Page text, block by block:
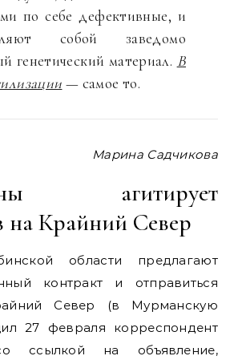
по себе дефективные, и
собой заведомо
генетический материал. В
— самое то.
Марина Садчикова
агитирует
на Крайний Север
области предлагают
контракт и отправиться
Север (в Мурманскую
27 февраля корреспондент
ссылкой на объявление,